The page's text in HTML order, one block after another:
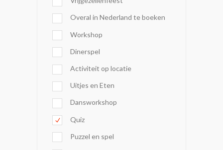
Overal in Nederland te boeken
Workshop
Dinerspel
Activiteit op locatie
Uitjes en Eten
Dansworkshop
Quiz
Puzzel en spel